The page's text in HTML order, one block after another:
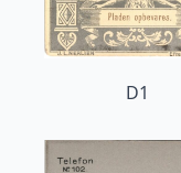
D1